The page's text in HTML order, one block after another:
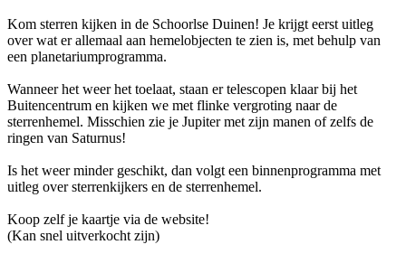
Kom sterren kijken in de Schoorlse Duinen! Je krijgt eerst uitleg
over wat er allemaal aan hemelobjecten te zien is, met behulp van
een planetariumprogramma.
Wanneer het weer het toelaat, staan er telescopen klaar bij het
Buitencentrum en kijken we met flinke vergroting naar de
sterrenhemel. Misschien zie je Jupiter met zijn manen of zelfs de
ringen van Saturnus!
Is het weer minder geschikt, dan volgt een binnenprogramma met
uitleg over sterrenkijkers en de sterrenhemel.
Koop zelf je kaartje via de website!
(Kan snel uitverkocht zijn)